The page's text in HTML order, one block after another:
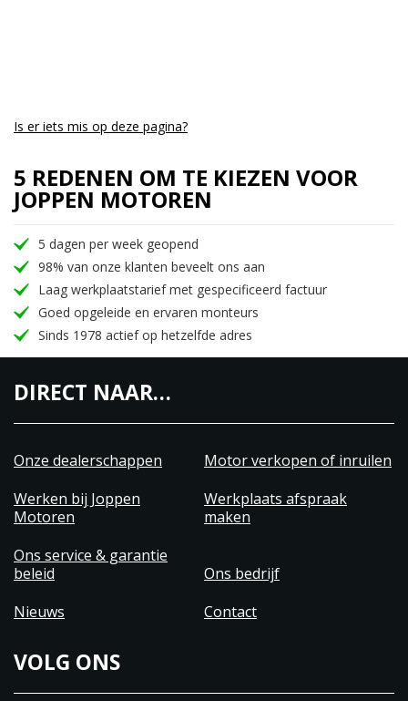
Is er iets mis op deze pagina?
5 REDENEN OM TE KIEZEN VOOR
JOPPEN MOTOREN
5 dagen per week geopend
98% van onze klanten beveelt ons aan
Laag werkplaatstarief met gespecificeerd factuur
Goed opgeleide en ervaren monteurs
Sinds 1978 actief op hetzelfde adres
DIRECT NAAR…
Onze dealerschappen
Motor verkopen of inruilen
Werken bij Joppen
Motoren
Werkplaats afspraak
maken
Ons service & garantie
beleid
Ons bedrijf
Nieuws
Contact
VOLG ONS